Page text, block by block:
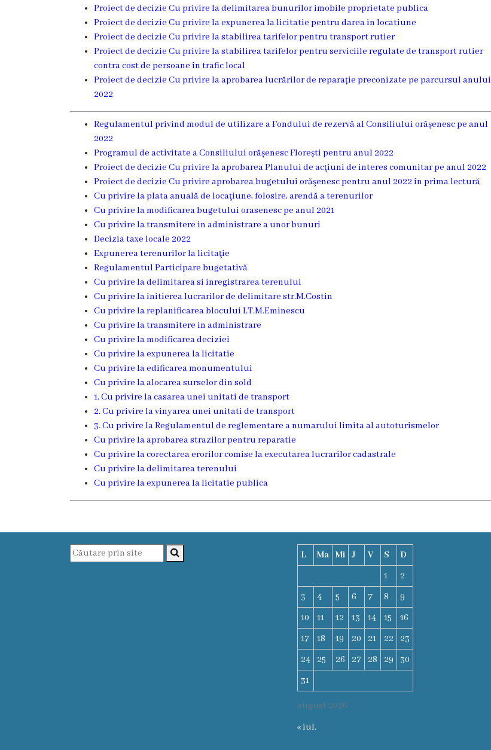
Consilieri
Regulamentul
Consiliului
Consiliului
Consiliului
Simbolurile
oraşului
Proiect de decizie Cu privire la delimitarea bunurilor imobile proprietate publica
Proiect de decizie Cu privire la expunerea la licitatie pentru darea in locatiune
Proiect de decizie Cu privire la stabilirea tarifelor pentru transport rutier
Proiect de decizie Cu privire la stabilirea tarifelor pentru serviciile regulate de transport rutier
contra cost de persoane în trafic local
Proiect de decizie Cu privire la aprobarea lucrărilor de reparație preconizate pe parcursul anului
2022
Regulamentul privind modul de utilizare a Fondului de rezervă al Consiliului orăşenesc pe anul
2022
Programul de activitate a Consiliului orășenesc Florești pentru anul 2022
Proiect de decizie Cu privire la aprobarea Planului de acţiuni de interes comunitar pe anul 2022
Proiect de decizie Cu privire aprobarea bugetului orăşenesc pentru anul 2022 în prima lectură
Cu privire la plata anuală de locaţiune, folosire, arendă a terenurilor
Cu privire la modificarea bugetului orasenesc pe anul 2021
Cu privire la transmitere in administrare a unor bunuri
Decizia taxe locale 2022
Expunerea terenurilor la licitaţie
Regulamentul Participare bugetativă
Cu privire la delimitarea si inregistrarea terenului
Cu privire la initierea lucrarilor de delimitare str.M.Costin
Cu privire la replanificarea blocului LT.M.Eminescu
Cu privire la transmitere in administrare
Cu privire la modificarea deciziei
Cu privire la expunerea la licitatie
Cu privire la edificarea monumentului
Cu privire la alocarea surselor din sold
1. Cu privire la casarea unei unitati de transport
2. Cu privire la vinyarea unei unitati de transport
3. Cu privire la Regulamentul de reglementare a numarului limita al autoturismelor
Cu privire la aprobarea strazilor pentru reparatie
Cu privire la corectarea erorilor comise la executarea lucrarilor cadastrale
Cu privire la delimitarea terenului
Cu privire la expunerea la licitatie publica
august 2026
L Ma Mi J V S
D
1
2
3
4 5 6 7 8
9
10
11 12 13 14 15
16
17
18 19 20 21 22
23
24
25 26 27 28 29
30
31
« iul.